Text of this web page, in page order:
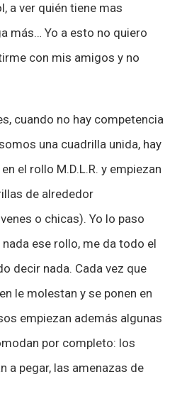
a ver quién tiene mas
más… Yo a esto no quiero
con mis amigos y no
cuando no hay competencia
una cuadrilla unida, hay
el rollo M.D.L.R. y empiezan
de alrededor
o chicas). Yo lo paso
ese rollo, me da todo el
decir nada. Cada vez que
le molestan y se ponen en
empiezan además algunas
por completo: los
a pegar, las amenazas de